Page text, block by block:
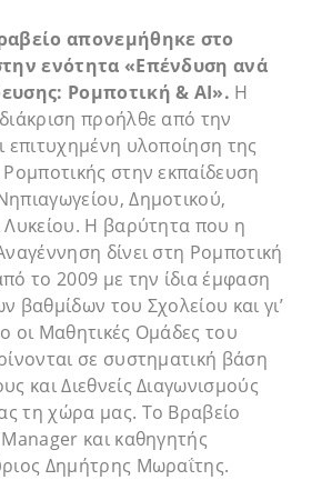
απονεμήθηκε στο
ενότητα «Επένδυση ανά
Ρομποτική & ΑΙ». Η
προήλθε από την
επιτυχημένη υλοποίηση της
Ρομποτικής στην εκπαίδευση
Δημοτικού,
Λυκείου. Η βαρύτητα που η
δίνει στη Ρομποτική
το 2009 με την ίδια έμφαση
βαθμίδων του Σχολείου και γι’
οι Μαθητικές Ομάδες του
σε συστηματική βάση
και Διεθνείς Διαγωνισμούς
τη χώρα μας. Το Βραβείο
και καθηγητής
Δημήτρης Μωραΐτης.